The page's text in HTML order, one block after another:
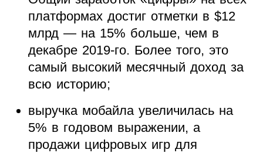
платформах достиг отметки в $12
млрд — на 15% больше, чем в
декабре 2019-го. Более того, это
самый высокий месячный доход за
всю историю;
выручка мобайла увеличилась на
5% в годовом выражении, а
продажи цифровых игр для